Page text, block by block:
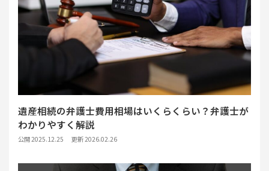
遺産相続の弁護士費用相場はいくらくらい？弁護士が
わかりやすく解説
公開 2025.12.25 更新 2026.02.26